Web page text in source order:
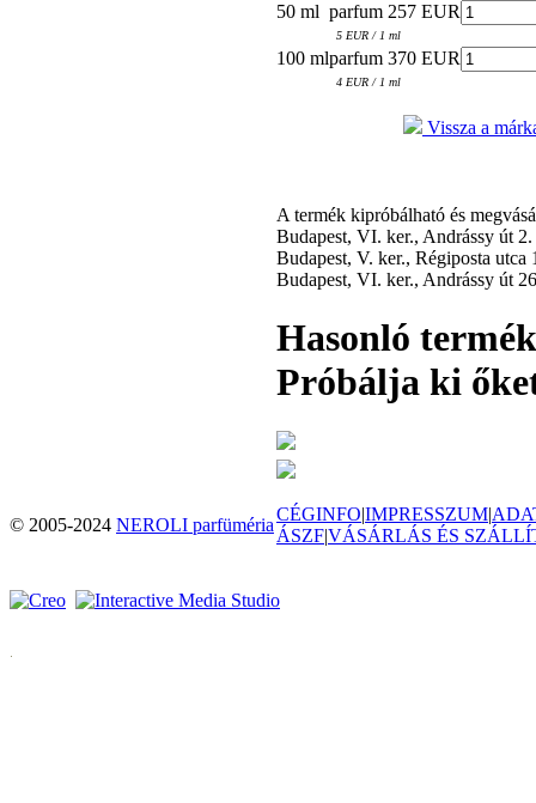
50 ml parfum 257 EUR
5 EUR / 1 ml
100 mlparfum 370 EUR
4 EUR / 1 ml
Vissza a
A termék kipróbálható és
Budapest, VI. ker., Andrássy út
Budapest, V. ker., Régiposta
Budapest, VI. ker., Andrássy út
Hasonló
Próbálja ki
© 2005-2024 NEROLI parfüméria
CÉGINFO|IMPRESSZUM|
ÁSZF|VÁSÁRLÁS ÉS